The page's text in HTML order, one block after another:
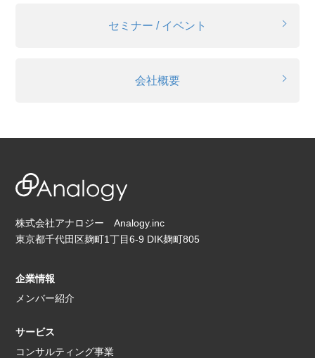
セミナー / イベント
会社概要
株式会社アナロジー Analogy.inc
東京都千代田区麹町1丁目6-9 DIK麹町805
企業情報
メンバー紹介
サービス
コンサルティング事業